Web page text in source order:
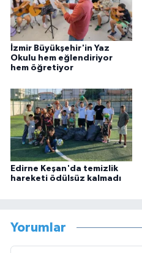
İzmir Büyükşehir'in Yaz
Okulu hem eğlendiriyor
hem öğretiyor
Edirne Keşan'da temizlik
hareketi ödülsüz kalmadı
Yorumlar